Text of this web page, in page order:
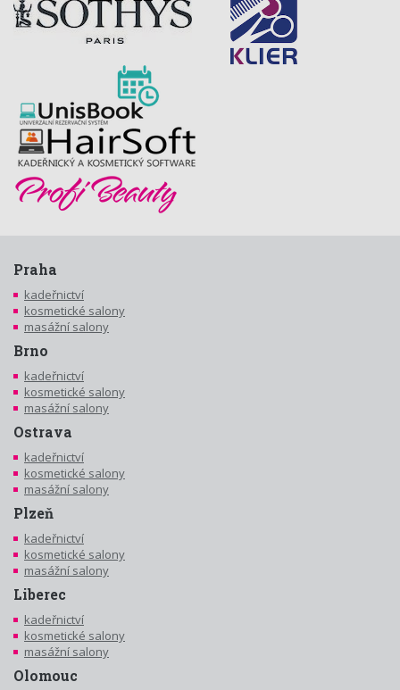
Praha
kadeřnictví
kosmetické salony
masážní salony
Brno
kadeřnictví
kosmetické salony
masážní salony
Ostrava
kadeřnictví
kosmetické salony
masážní salony
Plzeň
kadeřnictví
kosmetické salony
masážní salony
Liberec
kadeřnictví
kosmetické salony
masážní salony
Olomouc